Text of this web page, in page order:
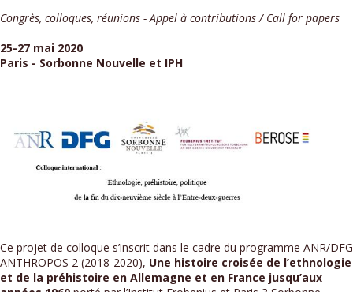
Congrès, colloques, réunions - Appel à contributions / Call for papers
25-27 mai 2020
Paris - Sorbonne Nouvelle et IPH
Ce projet de colloque s’inscrit dans le cadre du programme ANR/DFG
ANTHROPOS 2 (2018-2020), Une histoire croisée de l’ethnologie
et de la préhistoire en Allemagne et en France jusqu’aux